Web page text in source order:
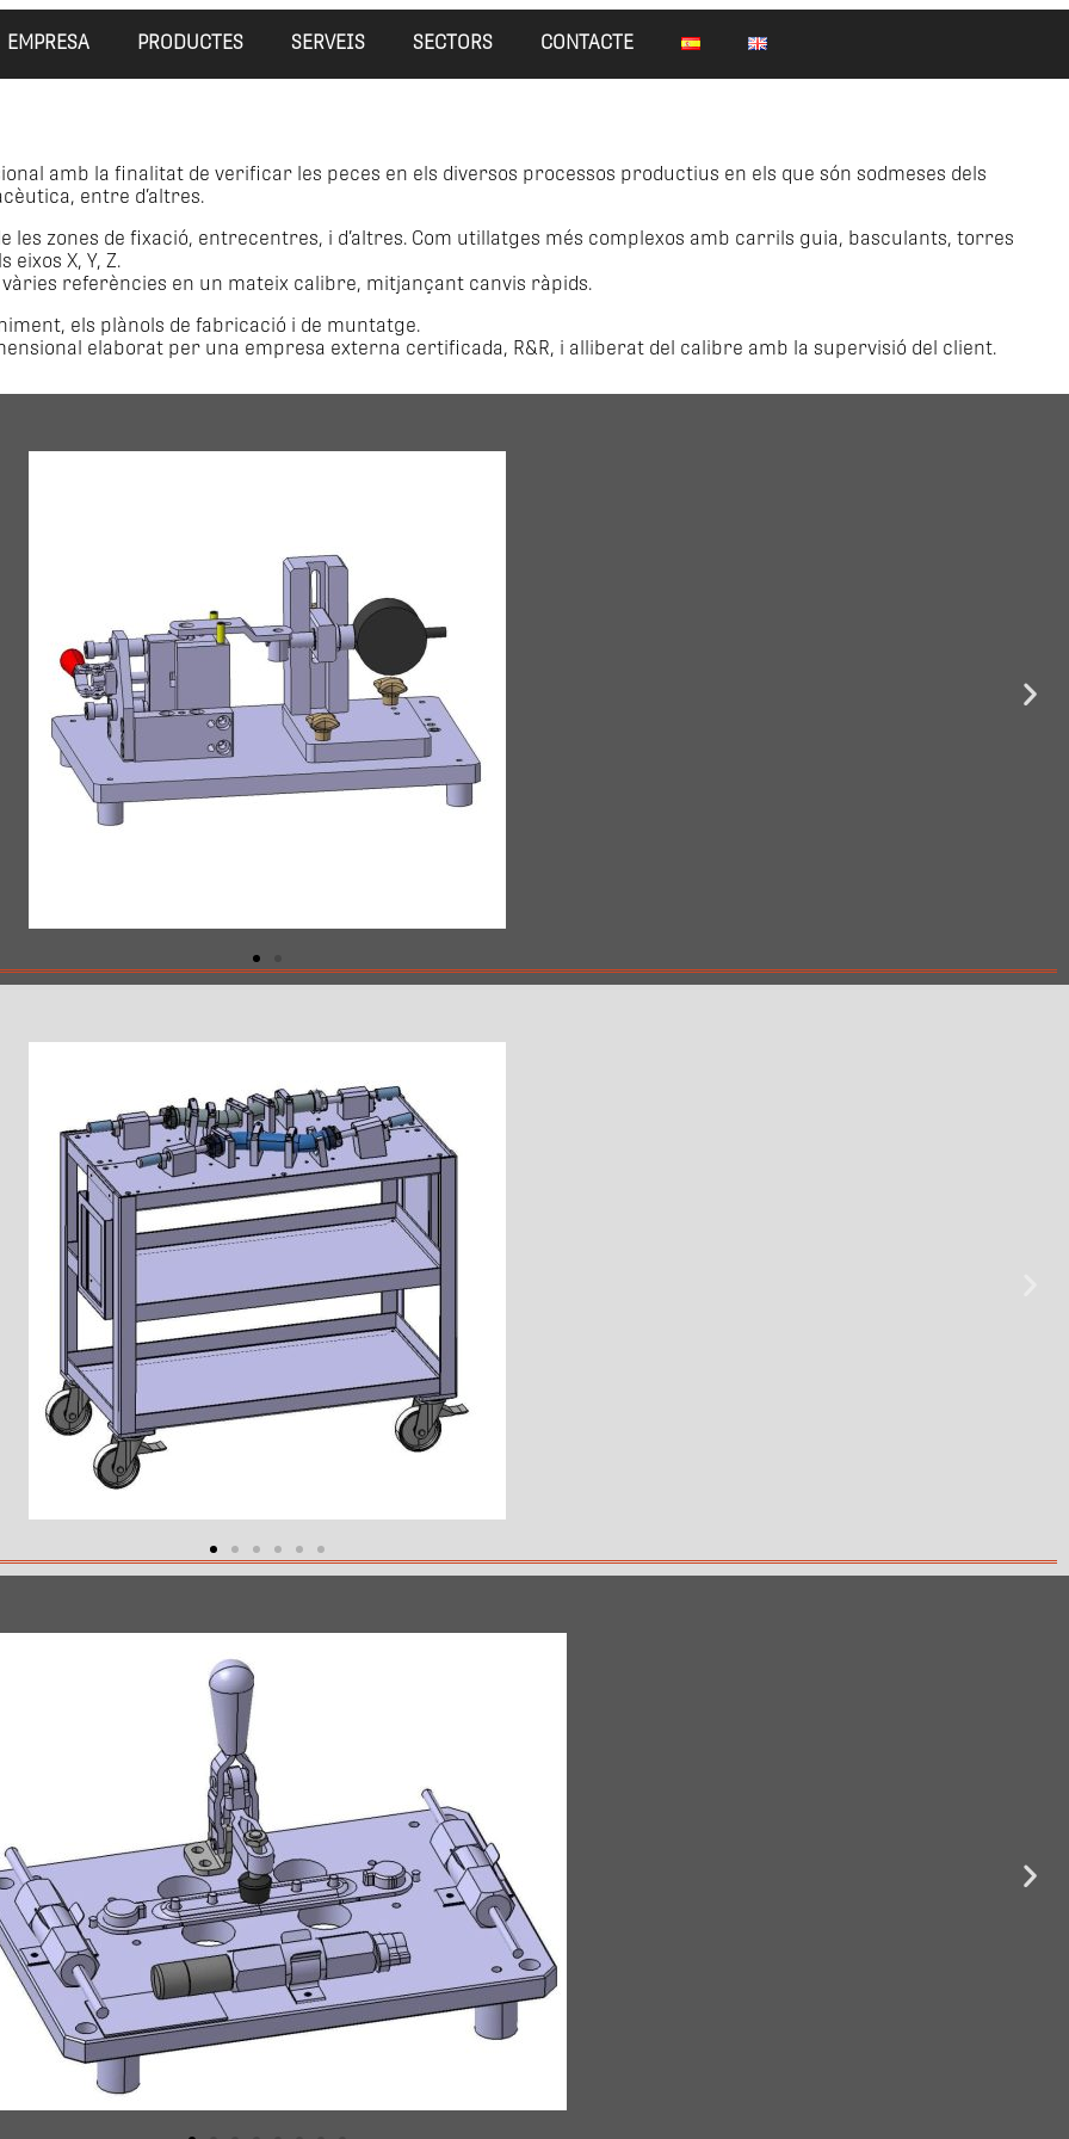
EMPRESA PRODUCTES SERVEIS SECTORS CONTACTE
amb la finalitat de verificar les peces en els diversos processos productius en els que són sodmeses dels
entre d’altres.
zones de fixació, entrecentres, i d’altres. Com utillatges més complexos amb carrils guia, basculants, torres
X, Y, Z.
referències en un mateix calibre, mitjançant canvis ràpids.
els plànols de fabricació i de muntatge.
elaborat per una empresa externa certificada, R&R, i alliberat del calibre amb la supervisió del client.